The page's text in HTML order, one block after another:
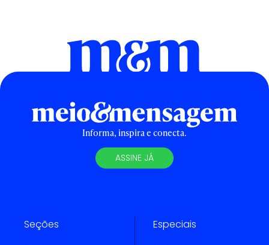
Informa, inspira e conecta.
ASSINE JÁ
Seções Especiais